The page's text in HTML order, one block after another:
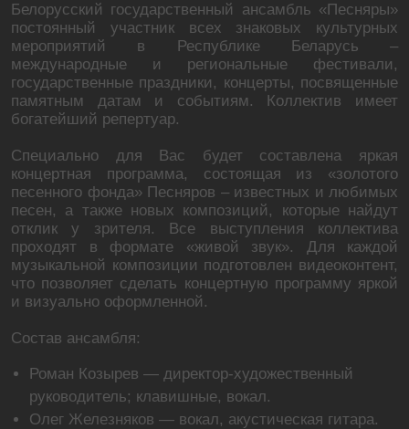
Белорусский государственный ансамбль «Песняры»
постоянный участник всех знаковых культурных
мероприятий в Республике Беларусь –
международные и региональные фестивали,
государственные праздники, концерты, посвященные
памятным датам и событиям. Коллектив имеет
богатейший репертуар.
Специально для Вас будет составлена яркая
концертная программа, состоящая из «золотого
песенного фонда» Песняров – известных и любимых
песен, а также новых композиций, которые найдут
отклик у зрителя. Все выступления коллектива
проходят в формате «живой звук». Для каждой
музыкальной композиции подготовлен видеоконтент,
что позволяет сделать концертную программу яркой
и визуально оформленной.
Состав ансамбля:
Роман Козырев — директор-художественный
руководитель; клавишные, вокал.
Олег Железняков — вокал, акустическая гитара.